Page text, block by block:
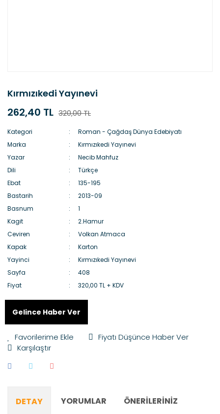
Kırmızıkedi Yayınevi
262,40 TL 320,00 TL
Kategori
Roman - Çağdaş Dünya Edebiyatı
Marka
Kırmızıkedi Yayınevi
Yazar
Necib Mahfuz
Dili
Türkçe
Ebat
135-195
Bastarih
2013-09
Basnum
1
Kagit
2.Hamur
Ceviren
Volkan Atmaca
Kapak
Karton
Yayinci
Kırmızıkedi Yayınevi
Sayfa
408
Fiyat
320,00 TL + KDV
Gelince Haber Ver
Fiyatı Düşünce Haber Ver
Karşılaştır
DETAY YORUMLAR ÖNERILERINIZ